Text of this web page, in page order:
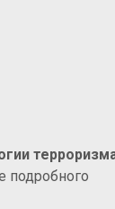
подробного